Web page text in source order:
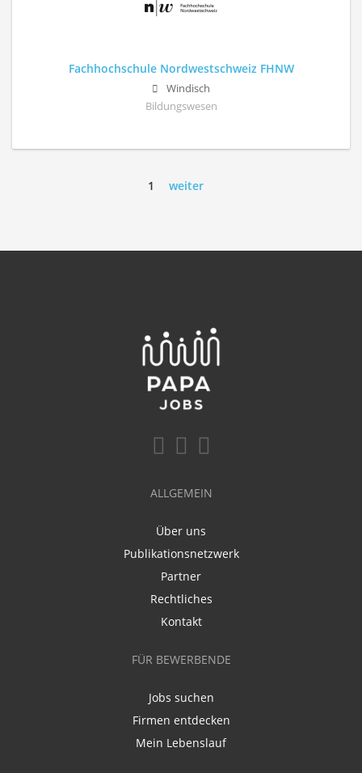
Fachhochschule Nordwestschweiz FHNW
Windisch
Bildungswesen
1 weiter
ALLGEMEIN
Über uns
Publikationsnetzwerk
Partner
Rechtliches
Kontakt
FÜR BEWERBENDE
Jobs suchen
Firmen entdecken
Mein Lebenslauf